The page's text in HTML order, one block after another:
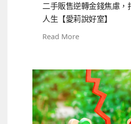
二手販售逆轉金錢焦慮，
人生【愛莉說好室】
Read More